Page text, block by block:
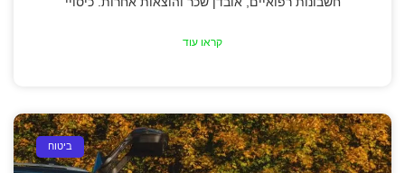
קראו עוד
ביטוח